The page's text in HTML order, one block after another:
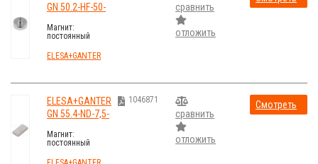
GN 50.2-HF-50-
Магнит:
постоянный
феррит; H:12мм;
220Н; Ø:50мм
ELESA+GANTER
сравнить
отложить
стоимость
ELESA+GANTER
GN 55.4-ND-7,5-
Магнит:
постоянный
неодимовый;
1046871
сравнить
отложить
Смотреть
стоимость